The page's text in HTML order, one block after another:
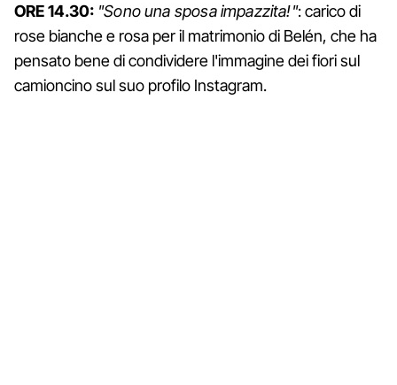
ORE 14.30: "Sono una sposa impazzita!": carico di
rose bianche e rosa per il matrimonio di Belén, che ha
pensato bene di condividere l'immagine dei fiori sul
camioncino sul suo profilo Instagram.